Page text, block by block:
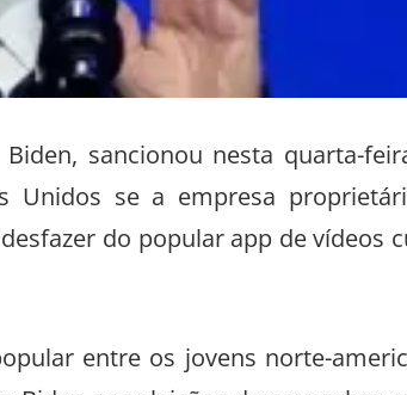
sancionou nesta quarta-
Unidos se a empresa
do popular app de vídeos
entre os jovens norte-